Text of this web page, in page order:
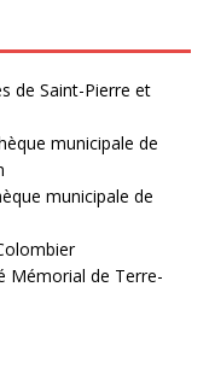
de Saint-Pierre et
municipale de
municipale de
Mémorial de Terre-